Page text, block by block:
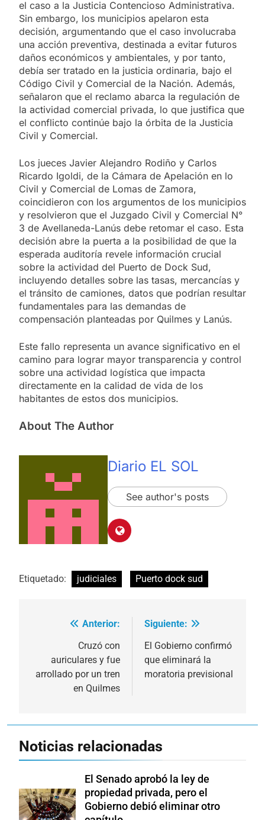
el caso a la Justicia Contencioso Administrativa.
Sin embargo, los municipios apelaron esta
decisión, argumentando que el caso involucraba
una acción preventiva, destinada a evitar futuros
daños económicos y ambientales, y por tanto,
debía ser tratado en la justicia ordinaria, bajo el
Código Civil y Comercial de la Nación. Además,
señalaron que el reclamo abarca la regulación de
la actividad comercial privada, lo que justifica que
el conflicto continúe bajo la órbita de la Justicia
Civil y Comercial.
Los jueces Javier Alejandro Rodiño y Carlos
Ricardo Igoldi, de la Cámara de Apelación en lo
Civil y Comercial de Lomas de Zamora,
coincidieron con los argumentos de los municipios
y resolvieron que el Juzgado Civil y Comercial N°
3 de Avellaneda-Lanús debe retomar el caso. Esta
decisión abre la puerta a la posibilidad de que la
esperada auditoría revele información crucial
sobre la actividad del Puerto de Dock Sud,
incluyendo detalles sobre las tasas, mercancías y
el tránsito de camiones, datos que podrían resultar
fundamentales para las demandas de
compensación planteadas por Quilmes y Lanús.
Este fallo representa un avance significativo en el
camino para lograr mayor transparencia y control
sobre una actividad logística que impacta
directamente en la calidad de vida de los
habitantes de estos dos municipios.
About The Author
Diario EL SOL
See author's posts
Etiquetado: judiciales Puerto dock sud
Navegación
entradas
Anterior:
Cruzó con
auriculares y fue
arrollado por un tren
en Quilmes
Siguiente:
El Gobierno confirmó
que eliminará la
moratoria previsional
Noticias relacionadas
El Senado aprobó la ley de
propiedad privada, pero el
Gobierno debió eliminar otro